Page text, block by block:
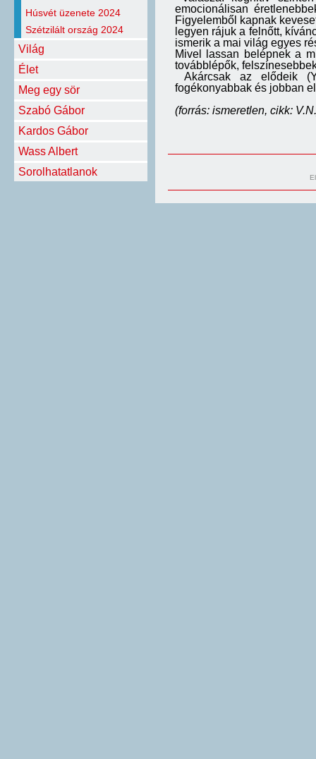
Húsvét üzenete 2024
Szétzilált ország 2024
Világ
Élet
Meg egy sör
Szabó Gábor
Kardos Gábor
Wass Albert
Sorolhatatlanok
emocionálisan
Figyelemből kapnak
legyen rájuk a felnőtt,
ismerik a mai világ egyes
Mivel lassan belépnek a
továbblépők,
Akárcsak az elődeik
fogékonyabbak és jobban
(forrás: ismeretlen, cikk: